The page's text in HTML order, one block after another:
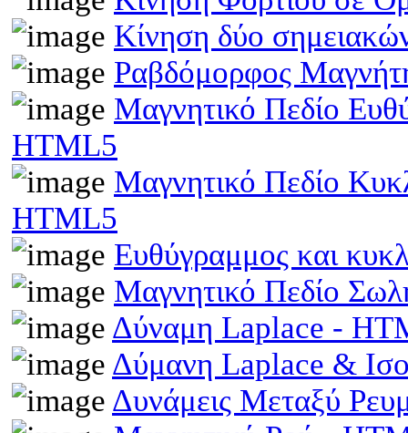
Κίνηση δύο
Ραβδόμορφος
Μαγνητικό Πεδίο
HTML5
Μαγνητικό Πεδίο
HTML5
Ευθύγραμμος και
Μαγνητικό Πεδίο
Δύναμη Laplace -
Δύμανη Laplace &
Δυνάμεις Μεταξύ